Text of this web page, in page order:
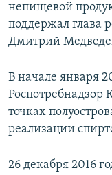
непищевой
поддержал глава
Дмитрий
В начале января
Роспотребнадзор
точках
реализации
26 декабря 2016